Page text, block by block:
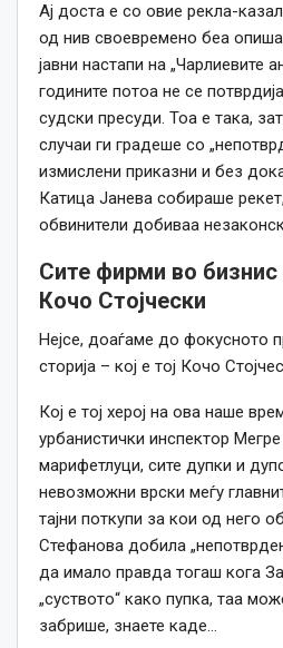
Ај доста е со овие рекла-
од нив своевремено беа
јавни настапи на „Чарлиевите
годините потоа не се
судски пресуди. Тоа е така,
случаи ги градеше со
измислени приказни и без
Катица Јанева собираше рекет,
обвинители добиваа
Сите фирми во бизнис
Кочо Стојчески
Нејсе, доаѓаме до фокусното
сторија – кој е тој Кочо
Кој е тој херој на ова наше
урбанистички инспектор
марифетлуци, сите дупки и
невозможни врски меѓу
тајни поткупи за кои од него
Стефанова добила
да имало правда тогаш кога
„суството“ како пупка, таа
забрише, знаете каде…